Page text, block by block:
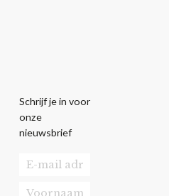
Schrijf je in voor
onze
nieuwsbrief